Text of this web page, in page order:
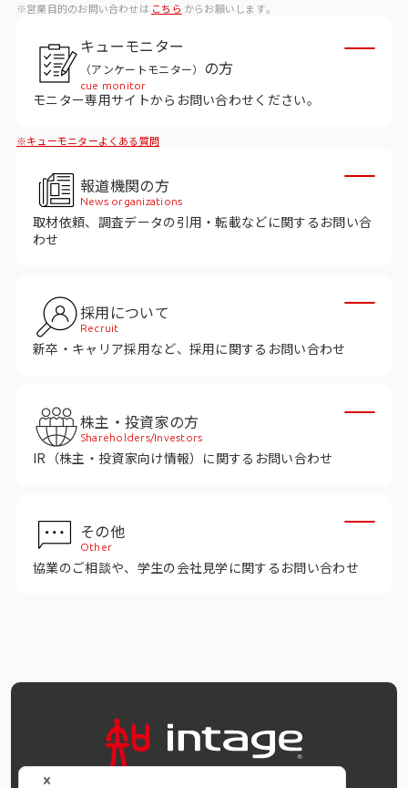
社長メッセージ
役員紹介
沿革
ニュース・メディア掲載
ソリューション／サービス
採用情報
※営業目的のお問い合わせは こちら からお願いします。
キューモニター
（アンケートモニター） の方
cue monitor
モニター専用サイトからお問い合わせください。
※キューモニターよくある質問
報道機関の方
News organizations
取材依頼、調査データの引用・転載などに関するお問い合
わせ
採用について
Recruit
新卒・キャリア採用など、採用に関するお問い合わせ
株主・投資家の方
Shareholders/Investors
IR（株主・投資家向け情報）に関するお問い合わせ
その他
Other
協業のご相談や、学生の会社見学に関するお問い合わせ